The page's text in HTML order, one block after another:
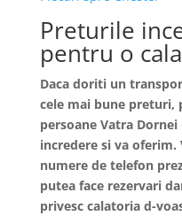
Preturile
pentru o
Daca doriti un
cele mai bune
persoane Vatra Dornei
incredere si va oferim.
numere de telefon
putea face rezervari
privesc calatoria d-